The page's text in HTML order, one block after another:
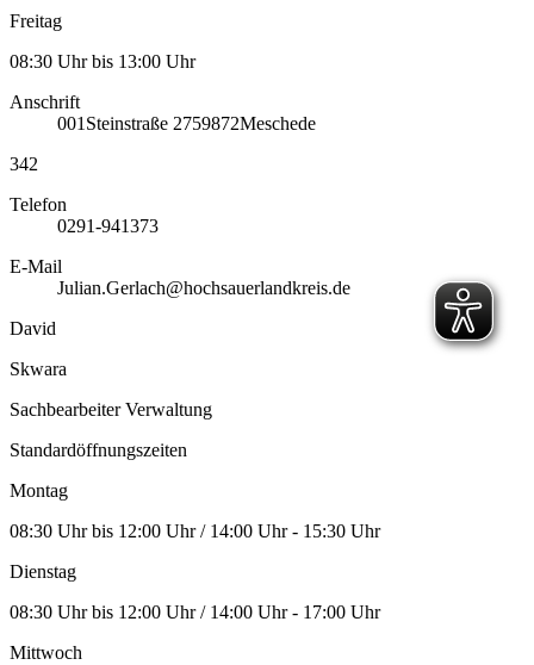
Freitag
08:30 Uhr bis 13:00 Uhr
Anschrift
001 Steinstraße 2759872Meschede
342
Telefon
0291-941373
E-Mail
Julian.Gerlach@hochsauerlandkreis.de
David
Skwara
Sachbearbeiter Verwaltung
Standardöffnungszeiten
Montag
08:30 Uhr bis 12:00 Uhr / 14:00 Uhr - 15:30 Uhr
Dienstag
08:30 Uhr bis 12:00 Uhr / 14:00 Uhr - 17:00 Uhr
Mittwoch